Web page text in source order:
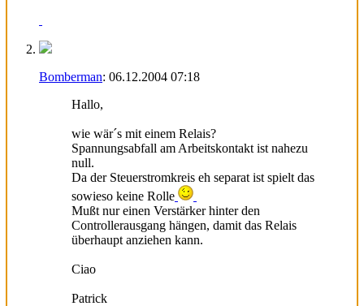
Bomberman: 06.12.2004 07:18
Hallo,
wie wär´s mit einem Relais?
Spannungsabfall am Arbeitskontakt ist nahezu
null.
Da der Steuerstromkreis eh separat ist spielt das
sowieso keine Rolle
Mußt nur einen Verstärker hinter den
Controllerausgang hängen, damit das Relais
überhaupt anziehen kann.
Ciao
Patrick